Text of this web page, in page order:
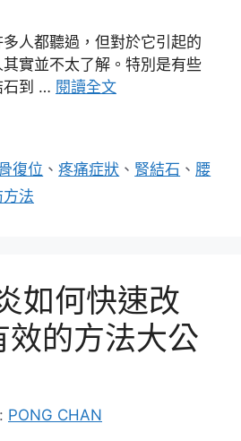
人都聽過，但對於它引起的
實並不太了解。特別是有些
石到 … 閱讀全文
復位 、疼痛症狀 、 腎結石 、 腰
法
如何快速改
的方法大公
PONG CHAN